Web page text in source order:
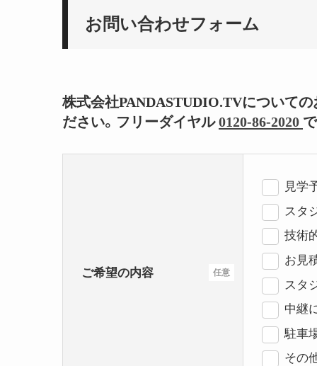
お問い合わせフォーム
株式会社PANDASTUDIO.TVについて
ださい。フリーダイヤル0120-86-2020
任意
ご希望の内容
見学
スタ
技術
お見
スタ
中継
駐車
その